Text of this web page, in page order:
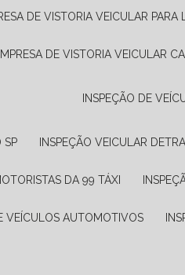
DE VISTORIA VEICULAR
EMPRESA DE VISTORIA VEICULAR
INSPEÇÃO DE
SP INSPEÇÃO VEICULAR
DA 99 TÁXI
VEÍCULOS AUTOMOTIVOS